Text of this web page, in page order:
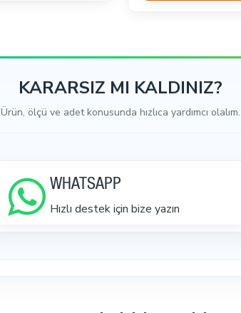
KARARSIZ MI KALDINIZ?
Ürün, ölçü ve adet konusunda hızlıca yardımcı olalım.
WHATSAPP
Hızlı destek için bize yazın